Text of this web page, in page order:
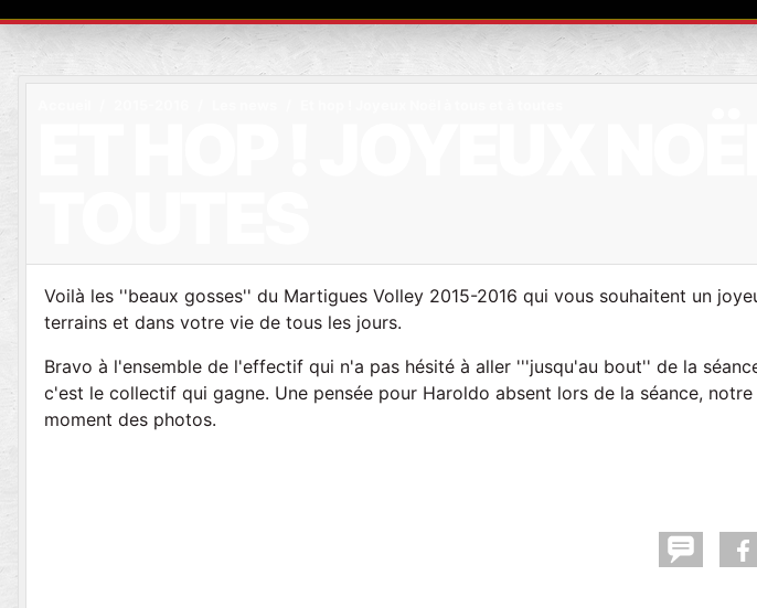
Voilà les ''beaux gosses'' du Martigues Volley 2015-2016 qui vous souhaitent un
terrains et dans votre vie de tous les jours.
Bravo à l'ensemble de l'effectif qui n'a pas hésité à aller '''jusqu'au bout'' de la
c'est le collectif qui gagne. Une pensée pour Haroldo absent lors de la séance,
moment des photos.